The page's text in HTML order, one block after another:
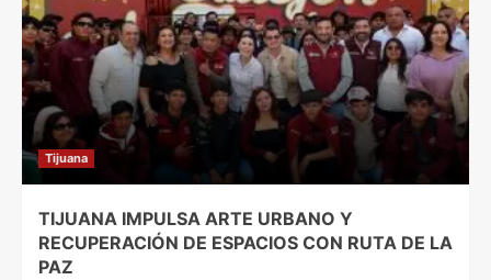
Tijuana
TIJUANA IMPULSA ARTE URBANO Y
RECUPERACIÓN DE ESPACIOS CON RUTA DE LA
PAZ